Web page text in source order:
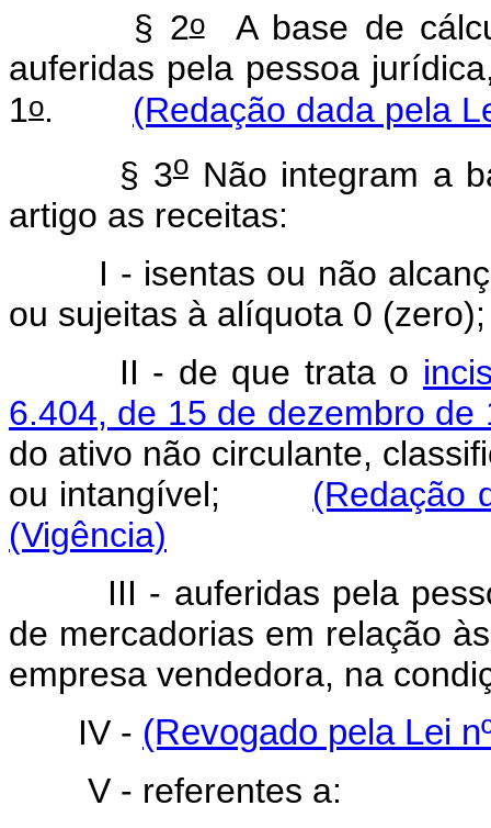
§ 2oA base de
auferidas pela pessoa
1o. (Redação dada pela
§ 3oNão integram a
artigo as receitas:
I - isentas ou não
ou sujeitas à alíquota 0 (zero);
II - de que trata o
6.404, de 15 de dezembro de
do ativo não circulante,
ou intangível; (Redação
(Vigência)
III - auferidas pela
de mercadorias em relação
empresa vendedora, na
IV - (Revogado pela Lei
V - referentes a: